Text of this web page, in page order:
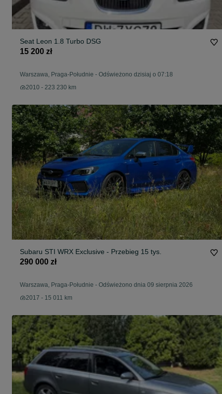
Seat Leon 1.8 Turbo DSG
15 200 zł
Warszawa, Praga-Południe - Odświeżono dzisiaj o 07:18
2010 - 223 230 km
Subaru STI WRX Exclusive - Przebieg 15 tys.
290 000 zł
Warszawa, Praga-Południe - Odświeżono dnia 09 sierpnia 2026
2017 - 15 011 km